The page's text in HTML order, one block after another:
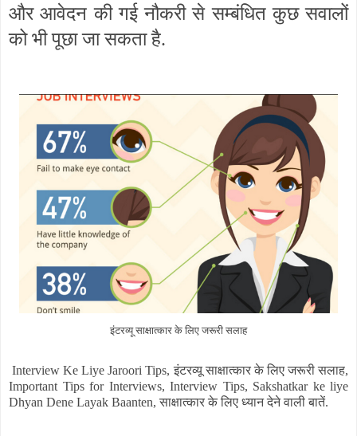
और आवेदन की गई नौकरी से सम्बंधित कुछ सवालों
को भी पूछा जा सकता है.
इंटरव्यू साक्षात्कार के लिए जरूरी सलाह
Interview Ke Liye Jaroori Tips, इंटरव्यू साक्षात्कार के लिए जरूरी सलाह,
Important Tips for Interviews, Interview Tips, Sakshatkar ke liye
Dhyan Dene Layak Baanten, साक्षात्कार के लिए ध्यान देने वाली बातें.